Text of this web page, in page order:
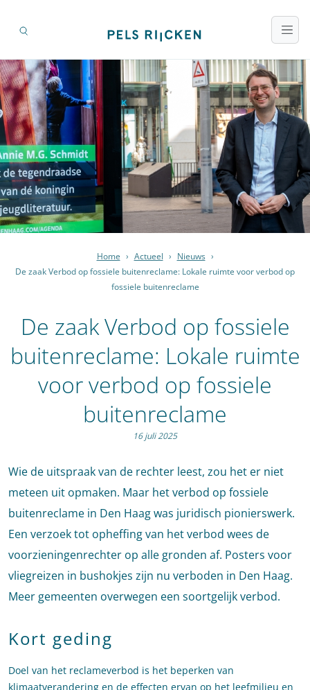
Home › Actueel › Nieuws ›
De zaak Verbod op fossiele buitenreclame: Lokale ruimte voor verbod op
fossiele buitenreclame
De zaak Verbod op fossiele
buitenreclame: Lokale ruimte
voor verbod op fossiele
buitenreclame
16 juli 2025
Wie de uitspraak van de rechter leest, zou het er niet
meteen uit opmaken. Maar het verbod op fossiele
buitenreclame in Den Haag was juridisch pionierswerk.
Een verzoek tot opheffing van het verbod wees de
voorzieningenrechter op alle gronden af. Posters voor
vliegreizen in bushokjes zijn nu verboden in Den Haag.
Meer gemeenten overwegen een soortgelijk verbod.
Kort geding
Doel van het reclameverbod is het beperken van
klimaatverandering en de effecten ervan op het leefmilieu en